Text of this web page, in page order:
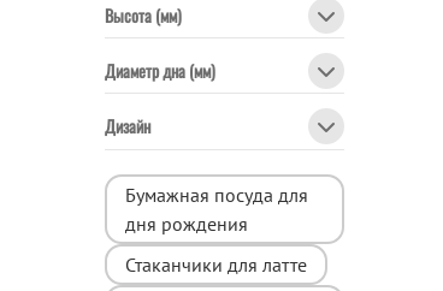
Высота (мм)
Диаметр дна (мм)
Дизайн
Бумажная посуда для
дня рождения
Стаканчики для латте